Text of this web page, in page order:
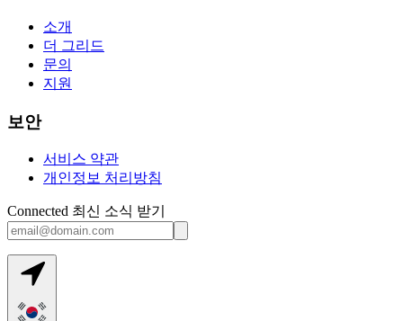
소개
더 그리드
문의
지원
보안
서비스 약관
개인정보 처리방침
Connected 최신 소식 받기